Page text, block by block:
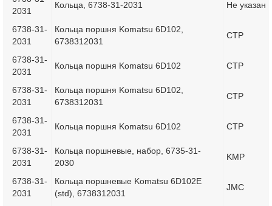
2031
Кольца, 6738-31-2031 Не указан
6738-31-
2031
Кольца поршня Komatsu 6D102,
6738312031
CTP
6738-31-
2031
Кольца поршня Komatsu 6D102 CTP
6738-31-
2031
Кольца поршня Komatsu 6D102,
6738312031
CTP
6738-31-
2031
Кольца поршня Komatsu 6D102 CTP
6738-31-
2031
Кольца поршневые, набор, 6735-31-
2030
KMP
6738-31-
2031
Кольца поршневые Komatsu 6D102E
(std), 6738312031
JMC